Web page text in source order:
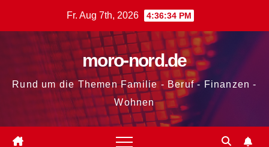
Fr. Aug 7th, 2026 4:36:35 PM
moro-nord.de
Rund um die Themen Familie - Beruf - Finanzen -
Wohnen